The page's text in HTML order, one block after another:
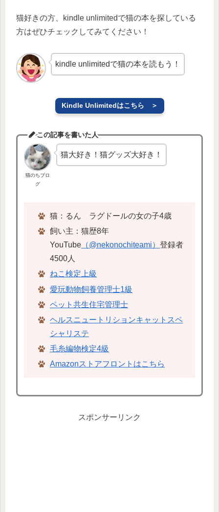
猫好きの方、kindle unlimitedで猫の本を探している
方はぜひチェックしてみてください！
kindle unlimitedで猫の本を読もう！
Kindle Unlimitedはこちら ＞
この記事を書いた人
猫のちブロ
グ
猫大好き！猫グッズ大好き！
猫：るん ラグドールの女の子4歳
飼い主：猫歴8年
YouTube （@nekonochiteami）登録者
4500人
ねこ検定上級
愛玩動物飼養管理士1級
ペット共生住宅管理士
ヘルスニュートリションキャットスペ
シャリステ
毛糸編物検定4級
Amazonストアフロントはこちら
スポンサーリンク